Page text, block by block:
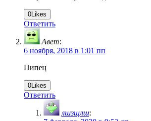
0Likes
Ответить
Авет:
6 ноября, 2018 в 1:01 пп
Пипец
0Likes
Ответить
лшзщлш: